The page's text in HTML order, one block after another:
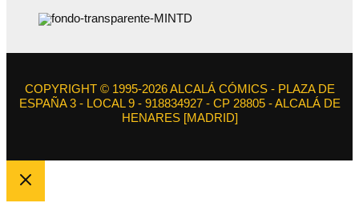
COPYRIGHT © 1995-2026 ALCALÁ CÓMICS - PLAZA DE
ESPAÑA 3 - LOCAL 9 - 918834927 - CP 28805 - ALCALÁ DE
HENARES [MADRID]